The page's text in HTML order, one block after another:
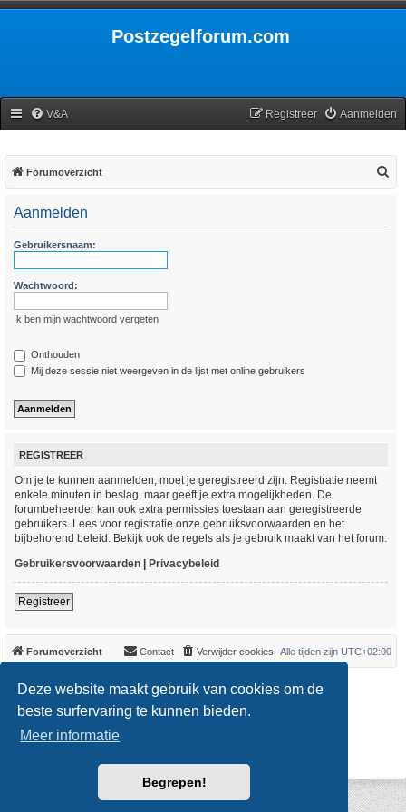
Deze website maakt gebruik van cookies om de
beste surfervaring te kunnen bieden.
Meer informatie
Begrepen!
Postzegelforum.com
V&A Aanmelden
Registreer
Forumoverzicht
Aanmelden
Gebruikersnaam:
Wachtwoord:
Ik ben mijn wachtwoord vergeten
Onthouden
Mij deze sessie niet weergeven in de lijst met online gebruikers
REGISTREER
Om je te kunnen aanmelden, moet je geregistreerd zijn. Registratie neemt
enkele minuten in beslag, maar geeft je extra mogelijkheden. De
forumbeheerder kan ook extra permissies toestaan aan geregistreerde
gebruikers. Lees voor registratie onze gebruiksvoorwaarden en het
bijbehorend beleid. Bekijk ook de regels als je gebruik maakt van het forum.
Gebruikersvoorwaarden | Privacybeleid
Registreer
Forumoverzicht Alle tijden zijn UTC+02:00
Verwijder cookies
Contact
*Original Author:Brad Veryard
*Updated to 3.3.x by MannixMD
* Style version: 3.4.0
Powered by